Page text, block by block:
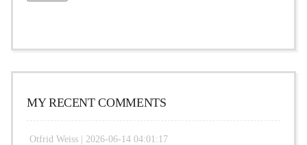
MY RECENT COMMENTS
Otfrid Weiss | 2026-06-14 04:01:17